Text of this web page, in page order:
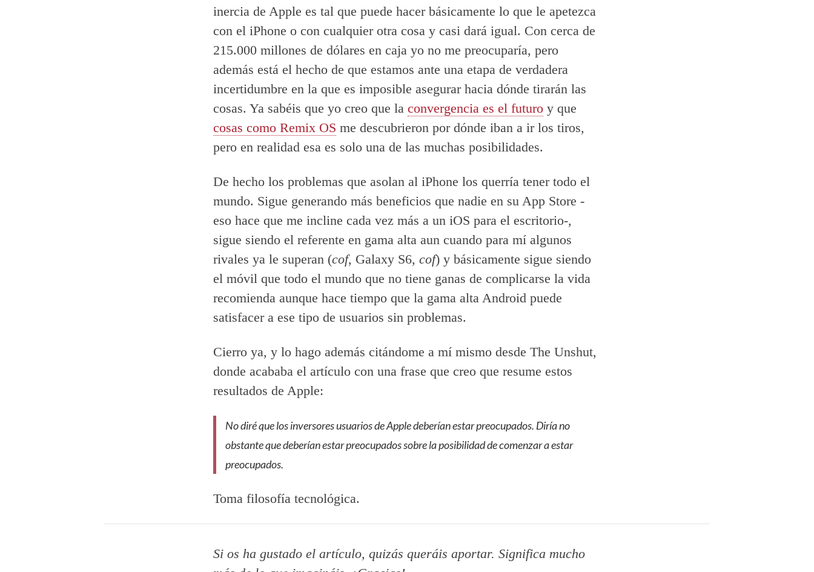
inercia de Apple es tal que puede hacer básicamente lo que le apetezca
con el iPhone o con cualquier otra cosa y casi dará igual. Con cerca de
215.000 millones de dólares en caja yo no me preocuparía, pero
además está el hecho de que estamos ante una etapa de verdadera
incertidumbre en la que es imposible asegurar hacia dónde tirarán las
cosas. Ya sabéis que yo creo que la convergencia es el futuro y que
cosas como Remix OS me descubrieron por dónde iban a ir los tiros,
pero en realidad esa es solo una de las muchas posibilidades.
De hecho los problemas que asolan al iPhone los querría tener todo el
mundo. Sigue generando más beneficios que nadie en su App Store -
eso hace que me incline cada vez más a un iOS para el escritorio-,
sigue siendo el referente en gama alta aun cuando para mí algunos
rivales ya le superan (cof, Galaxy S6, cof) y básicamente sigue siendo
el móvil que todo el mundo que no tiene ganas de complicarse la vida
recomienda aunque hace tiempo que la gama alta Android puede
satisfacer a ese tipo de usuarios sin problemas.
Cierro ya, y lo hago además citándome a mí mismo desde The Unshut,
donde acababa el artículo con una frase que creo que resume estos
resultados de Apple:
No diré que los inversores usuarios de Apple deberían estar preocupados. Diría no
obstante que deberían estar preocupados sobre la posibilidad de comenzar a estar
preocupados.
Toma filosofía tecnológica.
Si os ha gustado el artículo, quizás queráis aportar. Significa mucho